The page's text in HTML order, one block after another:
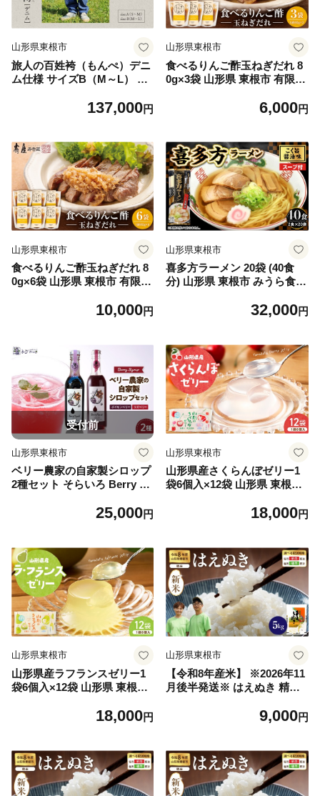
山形県東根市
旅人の百姓袴（もんぺ）デニ
ム仕様 サイズB（M～L） 山
137,000円
山形県東根市
食べるりんご酢玉ねぎだれ 8
0g×3袋 山形県 東根市 有限会
6,000円
山形県東根市
食べるりんご酢玉ねぎだれ 8
0g×6袋 山形県 東根市 有限会
10,000円
山形県東根市
喜多方ラーメン 20袋 (40食
分) 山形県 東根市 みうら食品
32,000円
受付前
山形県東根市
ベリー農家の自家製シロップ
2種セット そらいろ Berry Fa
25,000円
山形県東根市
山形県産さくらんぼゼリー1
袋6個入×12袋 山形県 東根市
18,000円
山形県東根市
山形県産ラフランスゼリー1
袋6個入×12袋 山形県 東根市
18,000円
山形県東根市
【令和8年産米】 ※2026年11
月後半発送※ はえぬき 精米
市産 hi076-009-113-r8gw
9,000円